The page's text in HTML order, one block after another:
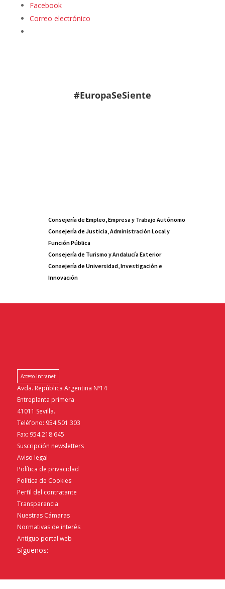
Facebook
Correo electrónico
#EuropaSeSiente
Consejería de Empleo, Empresa y Trabajo Autónomo
Consejería de Justicia, Administración Local y
Función Pública
Consejería de Turismo y Andalucía Exterior
Consejería de Universidad, Investigación e
Innovación
Acceso intranet
Avda. República Argentina Nº14
Entreplanta primera
41011 Sevilla.
Teléfono: 954.501.303
Fax: 954.218.645
Suscripción newsletters
Aviso legal
Política de privacidad
Política de Cookies
Perfil del contratante
Transparencia
Nuestras Cámaras
Normativas de interés
Antiguo portal web
Síguenos: